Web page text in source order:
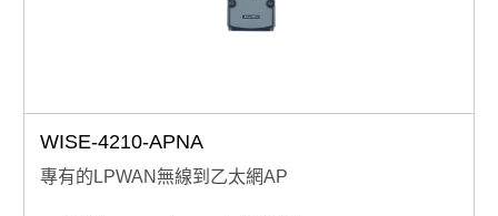
WISE-4210-APNA
專有的LPWAN無線到乙太網AP